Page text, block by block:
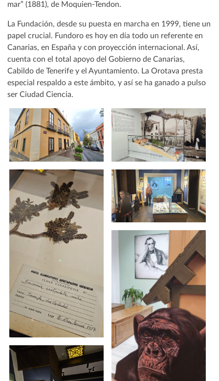
mar” (1881), de Moquien-Tendon.
La Fundación, desde su puesta en marcha en 1999, tiene un
papel crucial. Fundoro es hoy en día todo un referente en
Canarias, en España y con proyección internacional. Así,
cuenta con el total apoyo del Gobierno de Canarias,
Cabildo de Tenerife y el Ayuntamiento. La Orotava presta
especial respaldo a este ámbito, y así se ha ganado a pulso
ser Ciudad Ciencia.